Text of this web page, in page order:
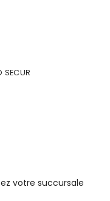
SECUR
votre succursale